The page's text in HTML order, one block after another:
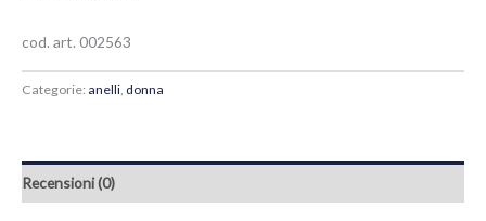
cod. art. 002563
Categorie: anelli, donna
Recensioni (0)